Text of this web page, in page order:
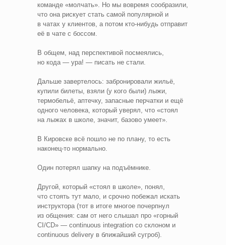
команде «молчать». Но мы вовремя сообразили,
что она рискует стать самой популярной и
в чатах у клиентов, а потом кто‑нибудь отправит
её в чате с боссом.
В общем, над перспективой посмеялись,
но кода — ура! — писать не стали.
Дальше завертелось: забронировали жильё,
купили билеты, взяли (у кого были) лыжи,
термобельё, аптечку, запасные перчатки и ещё
одного человека, который уверял, что «стоял
на лыжах в школе, значит, базово умеет».
В Кировске всё пошло не по плану, то есть
наконец‑то нормально.
Один потерял шапку на подъёмнике.
Другой, который «стоял в школе», понял,
что стоять тут мало, и срочно побежал искать
инструктора (тот в итоге многое почерпнул
из общения: сам от него слышал про «горный
CI/CD» — continuous integration со склоном и
continuous delivery в ближайший сугроб).